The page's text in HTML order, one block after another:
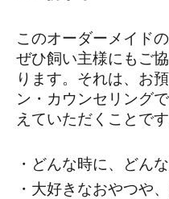
このオーダーメイド
ぜひ飼い主様にもご
ります。それは、お
ン・カウンセリング
えていただくことです
・どんな時に、どん
・大好きなおやつや